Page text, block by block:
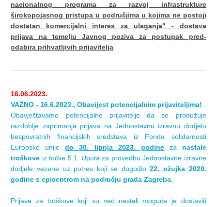
nacionalnog programa za razvoj infrastrukture
širokopojasnog pristupa u područjima u kojima ne postoji
dostatan komercijalni interes za ulaganja" - dostava
prijava na temelju Javnog poziva za postupak pred-
odabira prihvatljivih prijavitelja
16.06.2023.
VAŽNO - 16.6.2023., Obavijest potencijalnim prijaviteljima!
Obavještavamo potencijalne prijavitelje da se produžuje
razdoblje zaprimanja prijava na Jednostavnu izravnu dodjelu
bespovratnih financijskih sredstava iz Fonda solidarnosti
Europske unijedo 30. lipnja 2023. godineza nastale
troškove iz točke 5.1. Uputa za provedbu Jednostavne izravne
dodjele vezane uz potres koji se dogodio22. ožujka 2020.
godine s epicentrom na području grada Zagreba
Prijave za troškove koji su već nastali moguće je dostaviti